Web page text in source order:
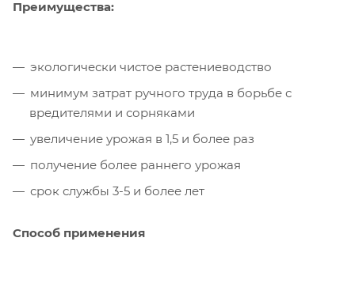
Преимущества:
экологически чистое растениеводство
минимум затрат ручного труда в борьбе с
вредителями и сорняками
увеличение урожая в 1,5 и более раз
получение более раннего урожая
срок службы 3-5 и более лет
Способ применения